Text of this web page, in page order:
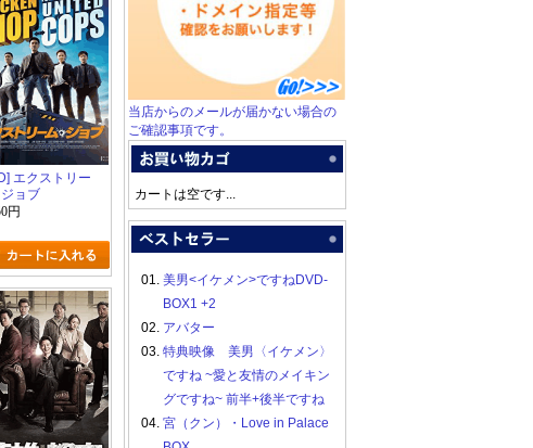
エクストリー
ョブ
円
当店からのメールが届かない場合の
ご確認事項です。
カートは空です...
01. 美男<イケメン>ですねDVD-
BOX1 +2
02. アバター
03. 特典映像 美男〈イケメン〉
ですね ~愛と友情のメイキン
グですね~ 前半+後半ですね
04. 宮（クン）・Love in Palace